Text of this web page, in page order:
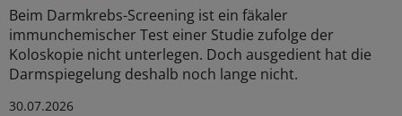
Beim Darmkrebs-Screening ist ein fäkaler
immunchemischer Test einer Studie zufolge der
Koloskopie nicht unterlegen. Doch ausgedient hat die
Darmspiegelung deshalb noch lange nicht.
30.07.2026